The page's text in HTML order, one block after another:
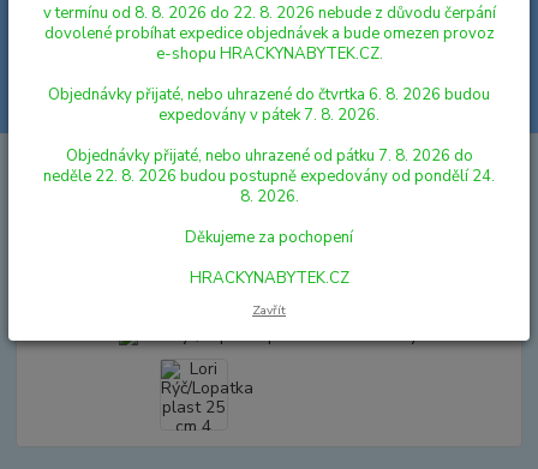
Menu
Hledat
HRAČKY NA VEN A SPORT PÍSKOVIŠTĚ
Lori Rýč/Lopatka
plast 25 cm 4 barvy
Lori Rýč/Lopatka plast 25 cm 4
v termínu od 8. 8. 2026 do 22. 8. 2026 nebude z důvodu čerpání
dovolené probíhat expedice objednávek a bude omezen provoz
e-shopu HRACKYNABYTEK.CZ.
Objednávky přijaté, nebo uhrazené do čtvrtka 6. 8. 2026 budou
expedovány v pátek 7. 8. 2026.
Objednávky přijaté, nebo uhrazené od pátku 7. 8. 2026 do
neděle 22. 8. 2026 budou postupně expedovány od pondělí 24.
8. 2026.
Děkujeme za pochopení
HRACKYNABYTEK.CZ
Zavřít